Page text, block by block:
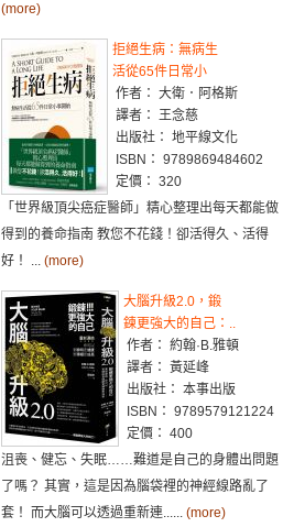
(more)
拒絕生病：無病生
活從65件日常小
作者： 大衛．阿格斯
譯者： 王念慈
出版社： 地平線文化
ISBN： 9789869484602
定價： 320
「世界級頂尖癌症醫師」精心整理出每天都能做
得到的養命指南 教您不花錢！卻活得久、活得
好！ ... (more)
大腦升級2.0，鍛
鍊更強大的自己：..
作者： 約翰·B.雅頓
譯者： 黃延峰
出版社： 本事出版
ISBN： 9789579121224
定價： 400
沮喪、健忘、失眠……難道是自己的身體出問題
了嗎？ 其實，這是因為腦袋裡的神經線路亂了
套！ 而大腦可以透過重新連...... (more)